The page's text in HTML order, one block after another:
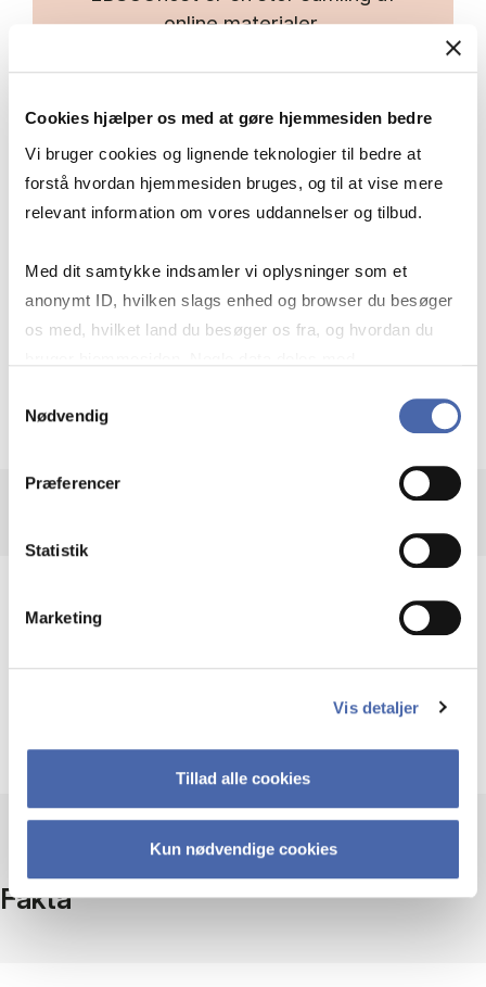
Cookies hjælper os med at gøre hjemmesiden bedre
Vi bruger cookies og lignende teknologier til bedre at
forstå hvordan hjemmesiden bruges, og til at vise mere
relevant information om vores uddannelser og tilbud.
Med dit samtykke indsamler vi oplysninger som et
anonymt ID, hvilken slags enhed og browser du besøger
os med, hvilket land du besøger os fra, og hvordan du
markedsføring. Du bestemmer selv - og kan altid trække
Nødvendig
Præferencer
Statistik
Marketing
Vis detaljer
Tillad alle cookies
Kun nødvendige cookies
online materialer.
databasenavnet over søgefeltet for
at vælge andre databaser.
Link til søgning på tværs af
databaser
Fakta